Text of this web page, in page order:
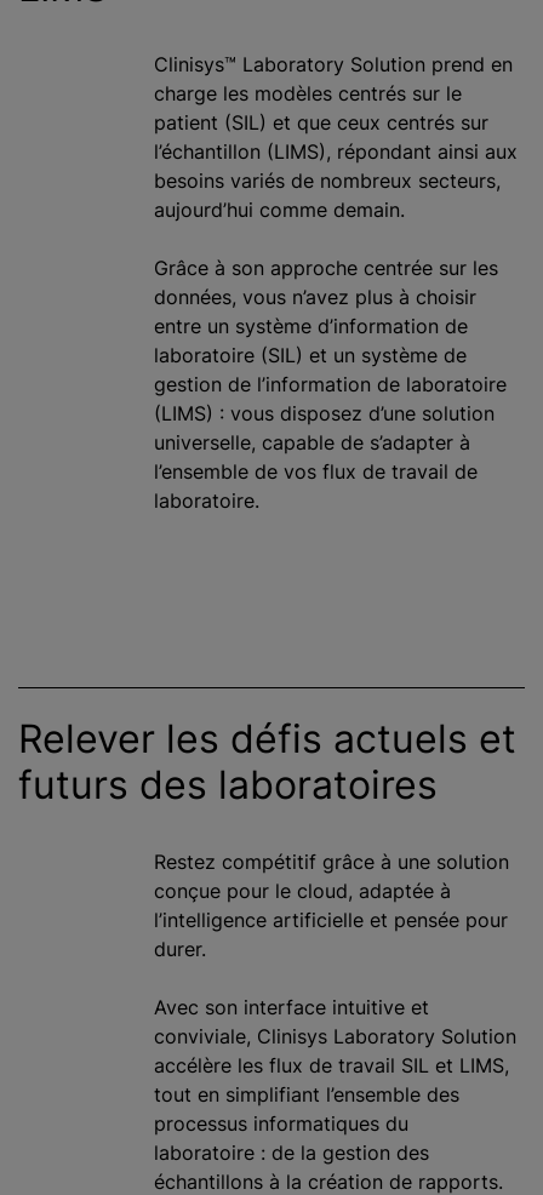
Clinisys™ Laboratory Solution prend en
charge les modèles centrés sur le
patient (SIL) et que ceux centrés sur
l’échantillon (LIMS), répondant ainsi aux
besoins variés de nombreux secteurs,
aujourd’hui comme demain.
Grâce à son approche centrée sur les
données, vous n’avez plus à choisir
entre un système d’information de
laboratoire (SIL) et un système de
gestion de l’information de laboratoire
(LIMS) : vous disposez d’une solution
universelle, capable de s’adapter à
l’ensemble de vos flux de travail de
laboratoire.
Relever les défis actuels et
futurs des laboratoires
Restez compétitif grâce à une solution
conçue pour le cloud, adaptée à
l’intelligence artificielle et pensée pour
durer.
Avec son interface intuitive et
conviviale, Clinisys Laboratory Solution
accélère les flux de travail SIL et LIMS,
tout en simplifiant l’ensemble des
processus informatiques du
laboratoire : de la gestion des
échantillons à la création de rapports.